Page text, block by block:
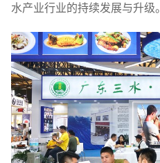
水产业行业的持续发展与升级。